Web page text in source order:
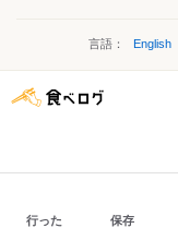
言語： English
行った 保存